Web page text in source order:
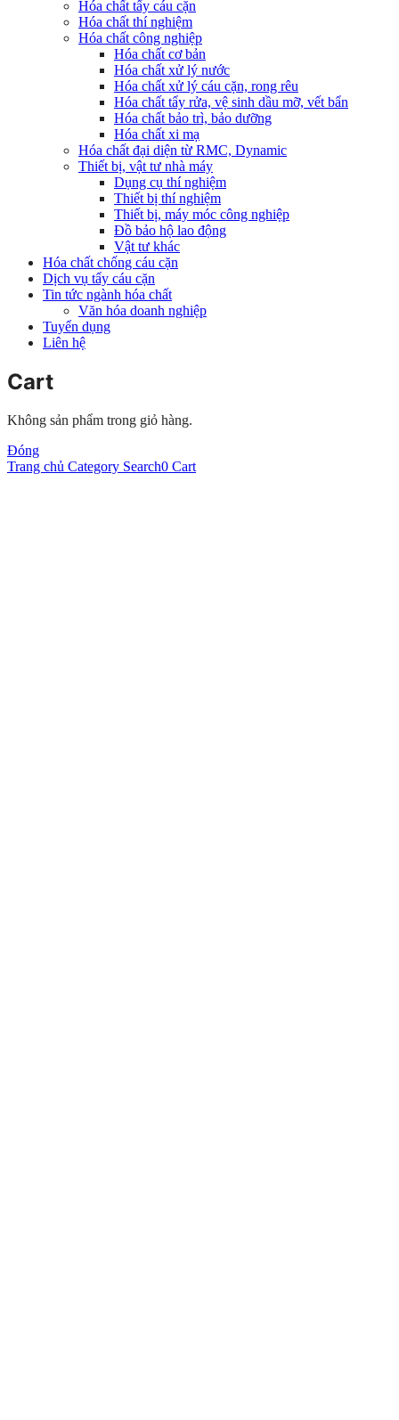
Hóa chất tẩy cáu cặn
Hóa chất thí nghiệm
Hóa chất công nghiệp
Hóa chất cơ bản
Hóa chất xử lý nước
Hóa chất xử lý cáu cặn, rong rêu
Hóa chất tẩy rửa, vệ sinh dầu mỡ, vết bẩn
Hóa chất bảo trì, bảo dưỡng
Hóa chất xi mạ
Hóa chất đại diện từ RMC, Dynamic
Thiết bị, vật tư nhà máy
Dụng cụ thí nghiệm
Thiết bị thí nghiệm
Thiết bị, máy móc công nghiệp
Đồ bảo hộ lao động
Vật tư khác
Hóa chất chống cáu cặn
Dịch vụ tẩy cáu cặn
Tin tức ngành hóa chất
Văn hóa doanh nghiệp
Tuyển dụng
Liên hệ
Cart
Không sản phẩm trong giỏ hàng.
Đóng
Trang chủ Category Search0 Cart